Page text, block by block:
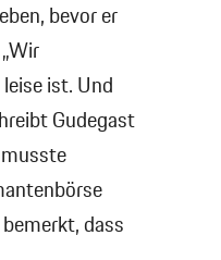
bevor er
ist. Und
Gudegast
dass